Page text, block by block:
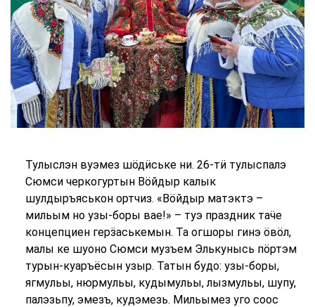
Тулыслэн вуэмез шӧдӥське ни. 26-тӥ тулыспалэ
Сюмси черкогуртын Вӧйдыр калык
шулдыръяськон ортчиз. «Вӧйдыр матэктэ –
мильым но узы-боры вае!» – туэ праздник таӵе
концепциен герӟаськемын. Та огшоры гинэ ӧвӧл,
малы ке шуоно Сюмси музъем Элькунысь пӧртэм
турын-куаръёсын узыр. Татын будо: узы-боры,
ягмульы, нюрмульы, кудымульы, лызмульы, шупу,
палэзьпу, эмезъ, кудэмезь. Мильымез уго соос